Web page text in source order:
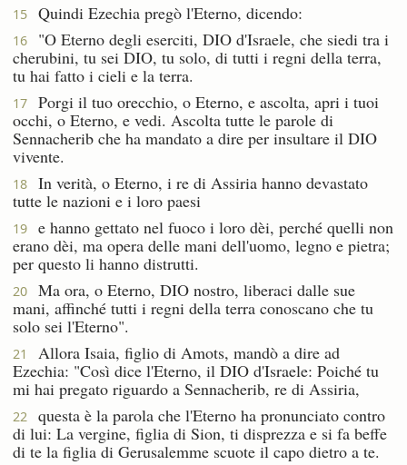
15 Quindi Ezechia pregò l'Eterno, dicendo:
16
"O Eterno degli eserciti, DIO d'Israele, che siedi tra i
cherubini, tu sei DIO, tu solo, di tutti i regni della terra,
tu hai fatto i cieli e la terra.
17
Porgi il tuo orecchio, o Eterno, e ascolta, apri i tuoi
occhi, o Eterno, e vedi. Ascolta tutte le parole di
Sennacherib che ha mandato a dire per insultare il DIO
vivente.
18
In verità, o Eterno, i re di Assiria hanno devastato
tutte le nazioni e i loro paesi
19
e hanno gettato nel fuoco i loro dèi, perché quelli non
erano dèi, ma opera delle mani dell'uomo, legno e pietra;
per questo li hanno distrutti.
20
Ma ora, o Eterno, DIO nostro, liberaci dalle sue
mani, affinché tutti i regni della terra conoscano che tu
solo sei l'Eterno".
21
Allora Isaia, figlio di Amots, mandò a dire ad
Ezechia: "Così dice l'Eterno, il DIO d'Israele: Poiché tu
mi hai pregato riguardo a Sennacherib, re di Assiria,
22
questa è la parola che l'Eterno ha pronunciato contro
di lui: La vergine, figlia di Sion, ti disprezza e si fa beffe
di te la figlia di Gerusalemme scuote il capo dietro a te.